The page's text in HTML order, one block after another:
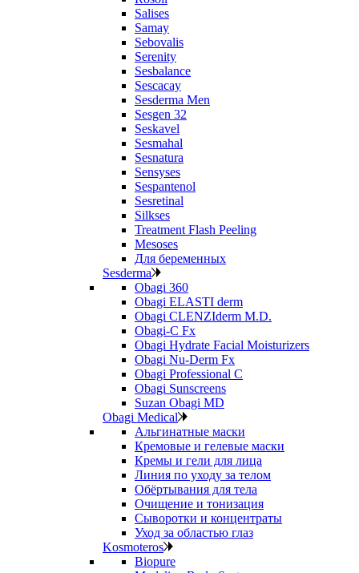
Salises
Samay
Sebovalis
Serenity
Sesbalance
Sescacay
Sesderma Men
Sesgen 32
Seskavel
Sesmahal
Sesnatura
Sensyses
Sespantenol
Sesretinal
Silkses
Treatment Flash Peeling
Mesoses
Для беременных
Sesderma
Obagi 360
Obagi ELASTI derm
Obagi CLENZIderm M.D.
Obagi-C Fx
Obagi Hydrate Facial Moisturizers
Obagi Nu-Derm Fx
Obagi Professional C
Obagi Sunscreens
Suzan Obagi MD
Obagi Medical
Альгинатные маски
Кремовые и гелевые маски
Кремы и гели для лица
Линия по уходу за телом
Обёртывания для тела
Очищение и тонизация
Сыворотки и концентраты
Уход за областью глаз
Kosmoteros
Biopure